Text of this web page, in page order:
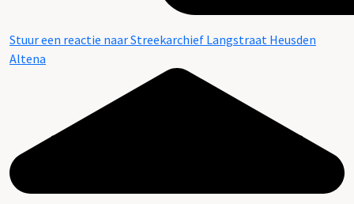
Stuur een reactie naar Streekarchief Langstraat Heusden
Altena